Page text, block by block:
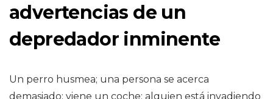
advertencias de un
depredador inminente
Un perro husmea; una persona se acerca
demasiado; viene un coche; alguien está invadiendo